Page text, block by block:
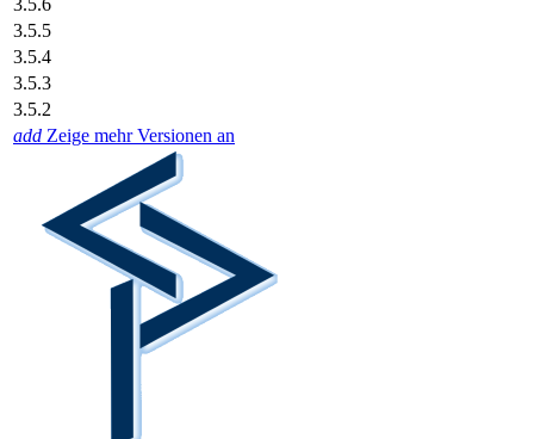
3.5.5
3.5.4
3.5.3
3.5.2
add Zeige mehr Versionen an